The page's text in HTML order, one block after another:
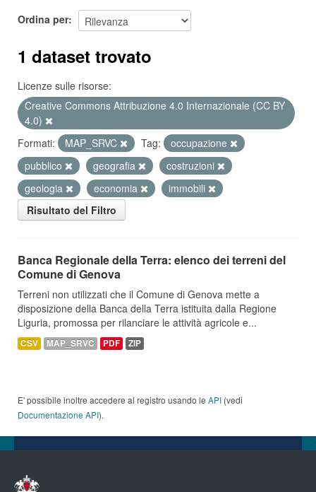
Ordina per
1 dataset trovato
Licenze sulle risorse:
Creative Commons Attribuzione 4.0 Internazionale (CC BY
4.0)
Formati:
MAP_SRVC Tag:
occupazione
pubblico
geografia
costruzioni
geologia
economia
immobili
Risultato del Filtro
Banca Regionale della Terra: elenco dei terreni del
Comune di Genova
Terreni non utilizzati che il Comune di Genova mette a
disposizione della Banca della Terra istituita dalla Regione
Liguria, promossa per rilanciare le attività agricole e...
CSV MAP_SRVC PDF ZIP
E' possibile inoltre accedere al registro usando le API (vedi
Documentazione API).